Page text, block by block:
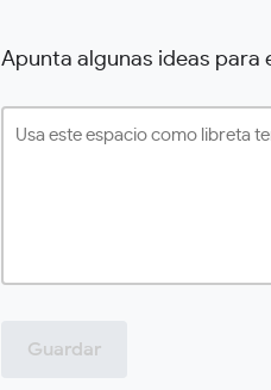
Apunta algunas ideas para
Guardar